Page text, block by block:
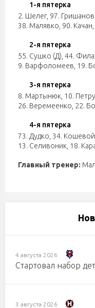
1-я пятерка
2. Шелег, 97. Гришанов
38. Малявко 90. Качан
2-я пятерка
55. Сушко (Д) 44.
9. Варфоломеев 19.
3-я пятерка
8. Мартынюк 10.
26. Веремеенко 22.
4-я пятерка
73. Дудко 34. Кошевой
13. Селивоник 18.
Главный тренер:
4 августа 2026
Стартовал набор
3 августа 2026